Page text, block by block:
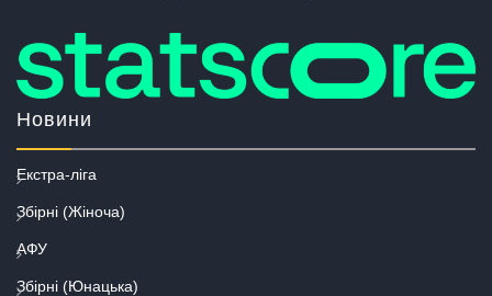
Новини
Екстра-ліга
Збірні (Жіноча)
АФУ
Збірні (Юнацька)